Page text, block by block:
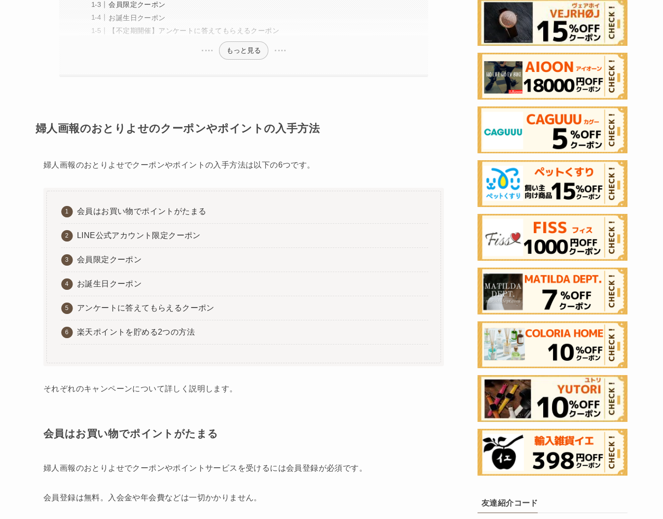
会員限定クーポン
お誕生日クーポン
【不定期開催】アンケートに答えてもらえるクーポン
もっと見る
婦人画報のおとりよせのクーポンやポイントの入手方法
婦人画報のおとりよせでクーポンやポイントの入手方法は以下の6つです。
会員はお買い物でポイントがたまる
LINE公式アカウント限定クーポン
会員限定クーポン
お誕生日クーポン
アンケートに答えてもらえるクーポン
楽天ポイントを貯める2つの方法
それぞれのキャンペーンについて詳しく説明します。
会員はお買い物でポイントがたまる
婦人画報のおとりよせでクーポンやポイントサービスを受けるには会員登録が必須です。
会員登録は無料。入会金や年会費などは一切かかりません。
友達紹介コード